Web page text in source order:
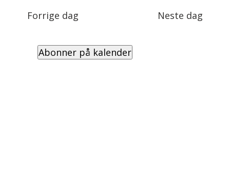
Navigation
Forrige dag Neste dag
Abonner på kalender